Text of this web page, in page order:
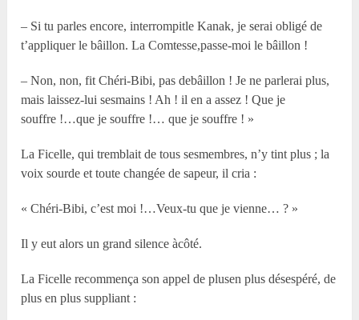
– Si tu parles encore, interrompitle Kanak, je serai obligé de
t’appliquer le bâillon. La Comtesse,passe-moi le bâillon !
– Non, non, fit Chéri-Bibi, pas debâillon ! Je ne parlerai plus,
mais laissez-lui sesmains ! Ah ! il en a assez ! Que je
souffre !…que je souffre !… que je souffre ! »
La Ficelle, qui tremblait de tous sesmembres, n’y tint plus ; la
voix sourde et toute changée de sapeur, il cria :
« Chéri-Bibi, c’est moi !…Veux-tu que je vienne… ? »
Il y eut alors un grand silence àcôté.
La Ficelle recommença son appel de plusen plus désespéré, de
plus en plus suppliant :